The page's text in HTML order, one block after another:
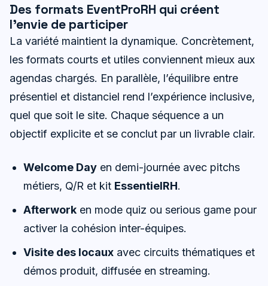
Des formats EventProRH qui créent
l’envie de participer
La variété maintient la dynamique. Concrètement,
les formats courts et utiles conviennent mieux aux
agendas chargés. En parallèle, l’équilibre entre
présentiel et distanciel rend l’expérience inclusive,
quel que soit le site. Chaque séquence a un
objectif explicite et se conclut par un livrable clair.
Welcome Day en demi-journée avec pitchs
métiers, Q/R et kit EssentielRH.
Afterwork en mode quiz ou serious game pour
activer la cohésion inter-équipes.
Visite des locaux avec circuits thématiques et
démos produit, diffusée en streaming.